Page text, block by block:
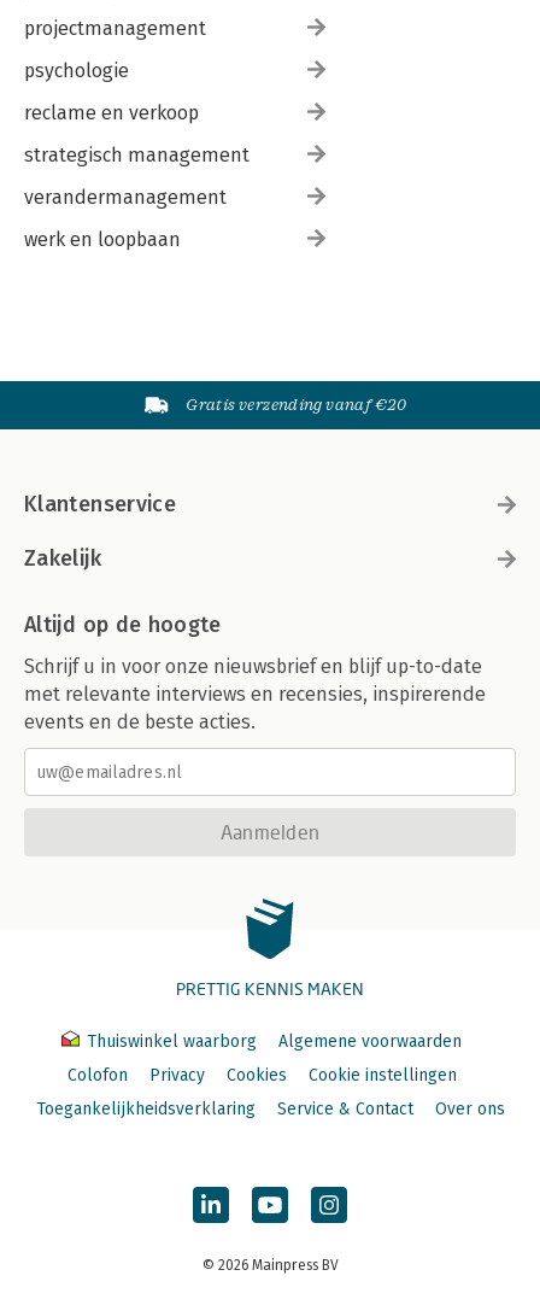
projectmanagement
psychologie
reclame en verkoop
strategisch management
verandermanagement
werk en loopbaan
Gratis verzending vanaf €20
Klantenservice
Zakelijk
Altijd op de hoogte
Schrijf u in voor onze nieuwsbrief en blijf up-to-date
met relevante interviews en recensies, inspirerende
events en de beste acties.
Aanmelden
PRETTIG KENNIS MAKEN
Thuiswinkel waarborg
Algemene voorwaarden
Colofon
Privacy Cookies
Cookie instellingen
Toegankelijkheidsverklaring
Service & Contact Over ons
© 2026 Mainpress BV